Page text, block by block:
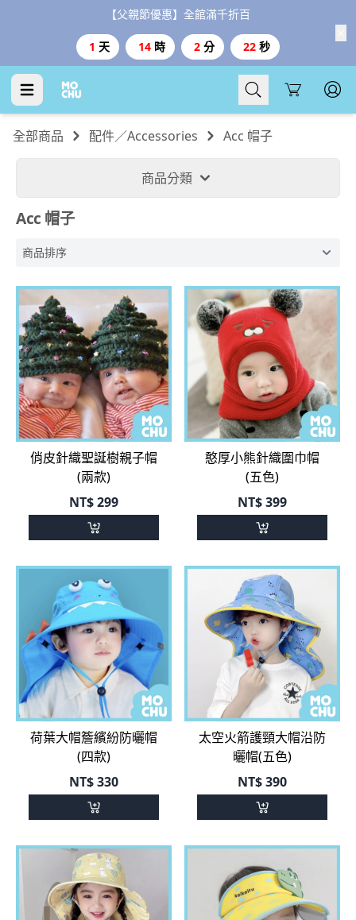
【台灣999、港澳3000免運、1800好禮二選一】
Cart
全部商品 Acc 帽子
商品分類
俏皮針織聖誕樹親子帽
(兩款)
NT$299
憨厚小熊針織圍巾帽
(五色)
NT$399
荷葉大帽簷繽紛防曬帽
(四款)
NT$330
太空火箭護頸大帽沿防
曬帽(五色)
NT$390